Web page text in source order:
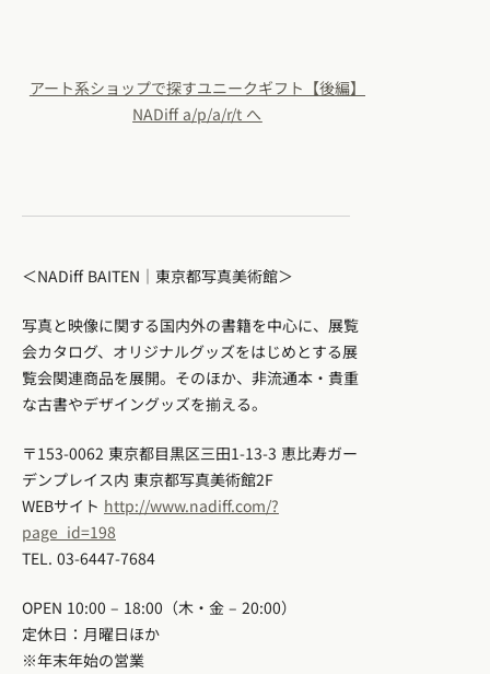
アート系ショップで探すユニークギフト【後編】
NADiff a/p/a/r/t へ
＜NADiff BAITEN｜東京都写真美術館＞
写真と映像に関する国内外の書籍を中心に、展覧
会カタログ、オリジナルグッズをはじめとする展
覧会関連商品を展開。そのほか、非流通本・貴重
な古書やデザイングッズを揃える。
〒153-0062 東京都目黒区三田1-13-3 恵比寿ガー
デンプレイス内 東京都写真美術館2F
WEBサイト http://www.nadiff.com/?
page_id=198
TEL. 03-6447-7684
OPEN 10:00 – 18:00（木・金 – 20:00）
定休日：月曜日ほか
※年末年始の営業